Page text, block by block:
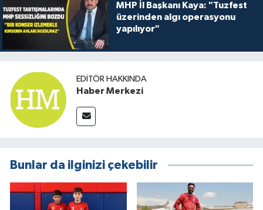
MHP İl Başkanı Kaya: "Tuzfest
üzerinden algı operasyonu
yapılıyor"
EDITÖR HAKKINDA
Haber Merkezi
Bunlar da ilginizi çekebilir